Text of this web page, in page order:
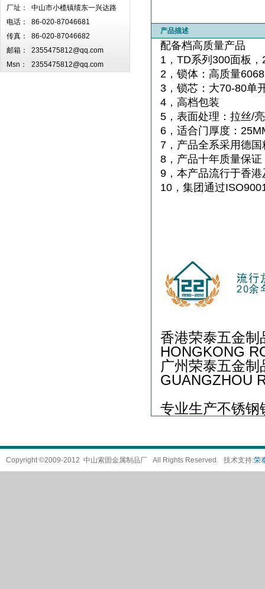
厂址：
中山市小榄镇绩东一兴达路
电话：
86-020-87046681
传真：
86-020-87046682
邮箱：
2355475812@qq.com
Msn：
2355475812@qq.com
产品描述
配备档高质量产品
1，TD系列300面板
2，锁体：高质量
3，锁芯：大70-80单
4，高档包装
5，表面处理：拉丝/
6，适合门厚度：
7，产品全系采用德
8，产品十年质量保
9，本产品流行于香
10，集团通过
香港荣泰五金制
HONGKONG
广州荣泰五金制
GUANGZHOU
专业生产不锈钢
Copyright ©2009-2012 中山索固金属制品厂 All Rights Reserved. 技术支持:荣